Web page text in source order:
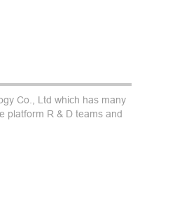
Co., Ltd which has many
platform R & D teams and